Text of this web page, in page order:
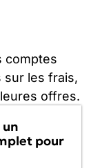
comptes
sur les frais,
offres.
un
pour